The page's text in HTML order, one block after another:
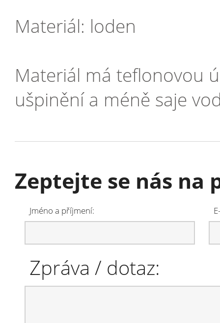
Materiál: loden
Materiál má teflonovou
ušpinění a méně saje
Zeptejte se nás
Jméno a příjmení:
Zpráva / dotaz: